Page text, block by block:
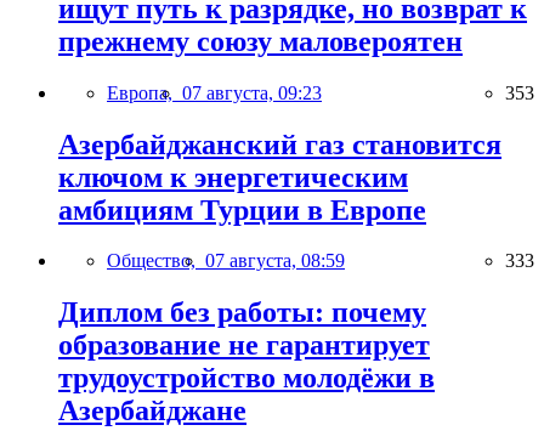
ищут путь к разрядке, но возврат к
прежнему союзу маловероятен
Европа, 07 августа, 09:23 353
Азербайджанский газ становится
ключом к энергетическим
амбициям Турции в Европе
Общество, 07 августа, 08:59 333
Диплом без работы: почему
образование не гарантирует
трудоустройство молодёжи в
Азербайджане